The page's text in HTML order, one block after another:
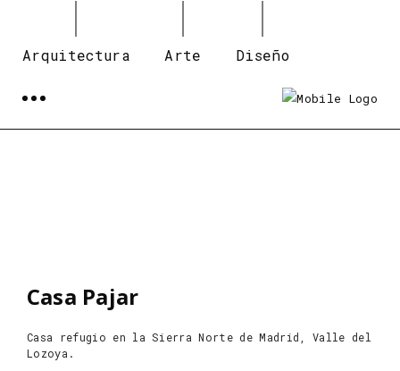
Arquitectura Arte Diseño
Casa Pajar
Casa refugio en la Sierra Norte de Madrid, Valle del
Lozoya.